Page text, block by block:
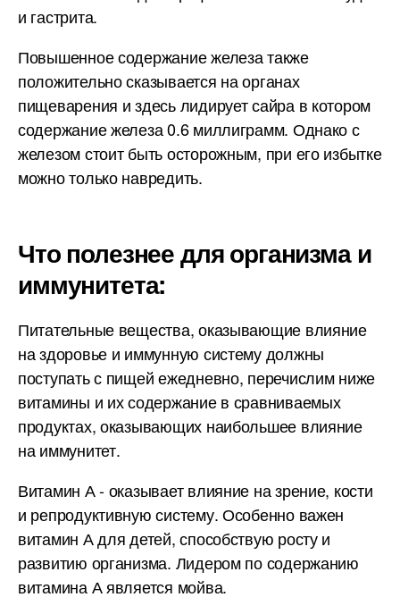
и гастрита.
Повышенное содержание железа также
положительно сказывается на органах
пищеварения и здесь лидирует сайра в котором
содержание железа 0.6 миллиграмм. Однако с
железом стоит быть осторожным, при его избытке
можно только навредить.
Что полезнее для организма и
иммунитета:
Питательные вещества, оказывающие влияние
на здоровье и иммунную систему должны
поступать с пищей ежедневно, перечислим ниже
витамины и их содержание в сравниваемых
продуктах, оказывающих наибольшее влияние
на иммунитет.
Витамин А - оказывает влияние на зрение, кости
и репродуктивную систему. Особенно важен
витамин А для детей, способствую росту и
развитию организма. Лидером по содержанию
витамина А является мойва.